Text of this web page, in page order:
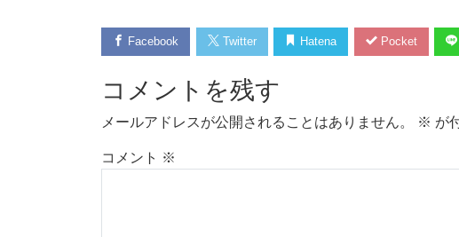
Facebook Twitter Hatena Pocket
コメントを残す
メールアドレスが公開されることはありません。 ※ が
コメント ※